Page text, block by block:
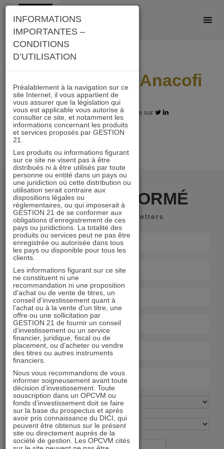
Skip
content
actualite mars Anacofi
06.03.2018 - Partagez l'article sur
RESTER INFORMÉ
Recevoir nos newsletters
INFORMATIONS
IMPORTANTES –
CONDITIONS
D’UTILISATION
Préalablement à la navigation sur ce
site Internet, il vous appartient de
vous assurer que la législation qui
vous est applicable vous autorise à
consulter ce site, et notamment les
informations concernant les produits
et services proposés par GESTION
21.
Les produits ou informations figurant
sur ce site ne visent pas à être
distribués ni à être utilisés par toute
personne ou entité dans un pays ou
une juridiction où cette distribution ou
utilisation serait contraire aux
dispositions légales ou
réglementaires, ou qui imposerait à
GESTION 21 de se conformer aux
obligations d’enregistrement de ces
pays ou juridictions. La totalité des
produits ou services peut ne pas être
enregistrée ou autorisée dans tous
les pays ou disponible pour tous les
clients.
Les informations figurant sur ce site
ne constituent ni une
recommandation ni une proposition
d’achat ou de vente de titres, un
conseil d’investissement quant à
l’achat ou à la vente d’un titre, une
offre ou une sollicitation par
GESTION 21 de fournir un conseil
d’investissement ou un service
financier, juridique, fiscal ou de
placement, ou d’acheter ou vendre
des titres ou autres instruments
financiers.
Nous vous recommandons de vous
informer soigneusement avant toute
décision d’investissement. Toute
souscription dans un OPCVM ou
fonds d’investissement doit se faire
sur la base du prospectus et après
avoir pris connaissance du DICI, qui
peuvent être obtenus sur le présent
site ou directement auprès de la
société de gestion. Les OPCVM cités